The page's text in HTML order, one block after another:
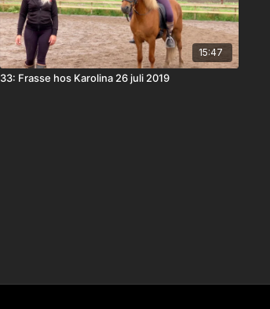
15:47
33: Frasse hos Karolina 26 juli 2019